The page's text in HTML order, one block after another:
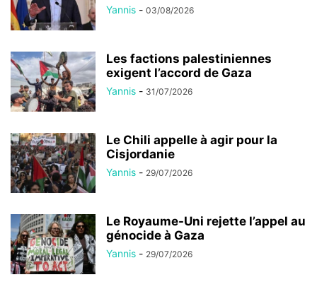
Yannis - 03/08/2026
Les factions palestiniennes
exigent l’accord de Gaza
Yannis - 31/07/2026
Le Chili appelle à agir pour la
Cisjordanie
Yannis - 29/07/2026
Le Royaume-Uni rejette l’appel au
génocide à Gaza
Yannis - 29/07/2026